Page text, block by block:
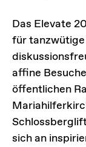
Das Elevate
für
affine
öffentlichen
sich an